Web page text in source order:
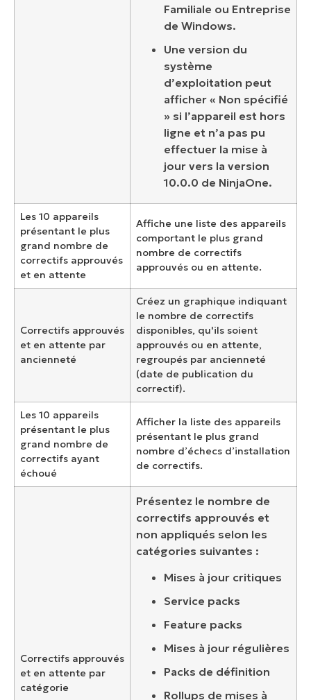
Familiale ou Entreprise
de Windows.
Une version du
système
d’exploitation peut
afficher « Non spécifié
» si l’appareil est hors
ligne et n’a pas pu
effectuer la mise à
jour vers la version
10.0.0 de NinjaOne.
Les 10 appareils
présentant le plus
grand nombre de
correctifs approuvés
et en attente
Affiche une liste des appareils
comportant le plus grand
nombre de correctifs
approuvés ou en attente.
Correctifs approuvés
et en attente par
ancienneté
Créez un graphique indiquant
le nombre de correctifs
disponibles, qu'ils soient
approuvés ou en attente,
regroupés par ancienneté
(date de publication du
correctif).
Les 10 appareils
présentant le plus
grand nombre de
correctifs ayant
échoué
Afficher la liste des appareils
présentant le plus grand
nombre d’échecs d’installation
de correctifs.
Correctifs approuvés
et en attente par
catégorie
Présentez le nombre de
correctifs approuvés et
non appliqués selon les
catégories suivantes :
Mises à jour critiques
Service packs
Feature packs
Mises à jour régulières
Packs de définition
Rollups de mises à